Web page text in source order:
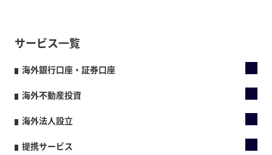
サービス一覧
海外銀行口座・証券口座
海外不動産投資
海外法人設立
提携サービス